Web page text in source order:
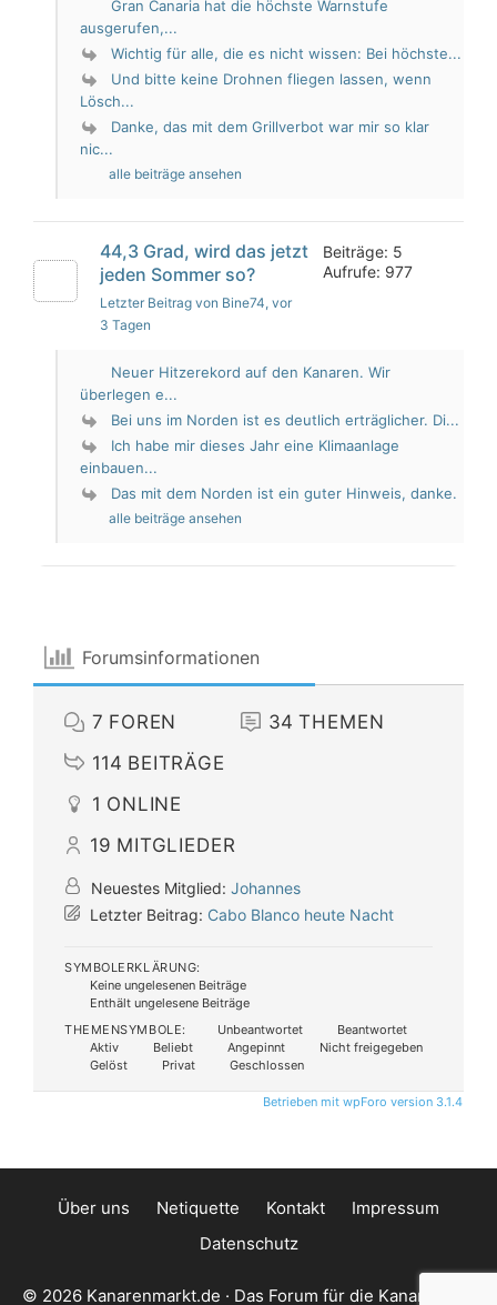
Gran Canaria hat die höchste Warnstufe
ausgerufen,...
Wichtig für alle, die es nicht wissen: Bei höchste...
Und bitte keine Drohnen fliegen lassen, wenn
Lösch...
Danke, das mit dem Grillverbot war mir so klar
nic...
alle beiträge ansehen
44,3 Grad, wird das jetzt
jeden Sommer so?
Letzter Beitrag von Bine74, vor
3 Tagen
Beiträge: 5
Aufrufe: 977
Neuer Hitzerekord auf den Kanaren. Wir
überlegen e...
Bei uns im Norden ist es deutlich erträglicher. Di...
Ich habe mir dieses Jahr eine Klimaanlage
einbauen...
Das mit dem Norden ist ein guter Hinweis, danke.
alle beiträge ansehen
Forumsinformationen
7 FOREN 34 THEMEN
114 BEITRÄGE
1 ONLINE
19 MITGLIEDER
Neuestes Mitglied: Johannes
Letzter Beitrag: Cabo Blanco heute Nacht
SYMBOLERKLÄRUNG:
Keine ungelesenen Beiträge
Enthält ungelesene Beiträge
THEMENSYMBOLE:
Unbeantwortet
Beantwortet
Aktiv
Beliebt Angepinnt
Nicht freigegeben
Gelöst
Privat Geschlossen
Betrieben mit wpForo version 3.1.4
Über uns Netiquette Kontakt
Impressum
Datenschutz
© 2026 Kanarenmarkt.de · Das Forum für die Kanarischen